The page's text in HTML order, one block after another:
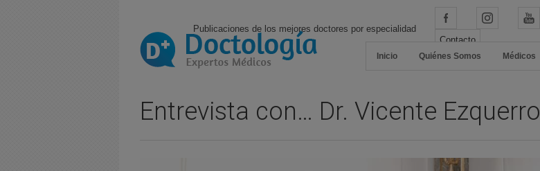
Publicaciones de los mejores doctores por especialidad
Contacto
Inicio Quiénes Somos Médicos
Entrevista con… Dr. Vicente Ezquerro